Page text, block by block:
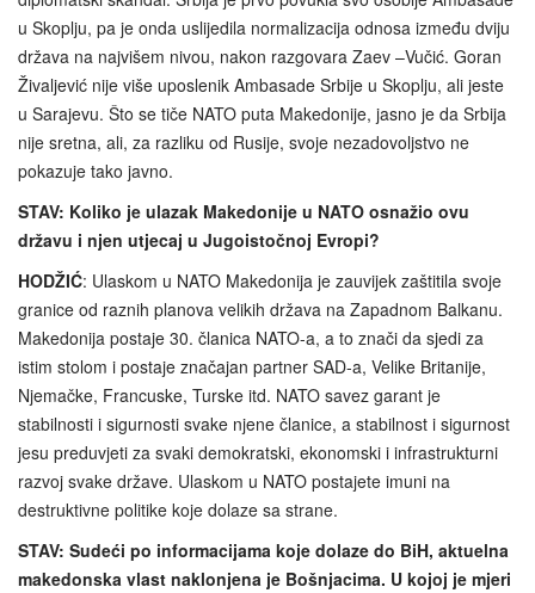
u Skoplju, pa je onda uslijedila normalizacija odnosa između dviju
država na najvišem nivou, nakon razgovara Zaev –Vučić. Goran
Živaljević nije više uposlenik Ambasade Srbije u Skoplju, ali jeste
u Sarajevu. Što se tiče NATO puta Makedonije, jasno je da Srbija
nije sretna, ali, za razliku od Rusije, svoje nezadovoljstvo ne
pokazuje tako javno.
STAV: Koliko je ulazak Makedonije u NATO osnažio ovu
državu i njen utjecaj u Jugoistočnoj Evropi?
HODŽIĆ: Ulaskom u NATO Makedonija je zauvijek zaštitila svoje
granice od raznih planova velikih država na Zapadnom Balkanu.
Makedonija postaje 30. članica NATO-a, a to znači da sjedi za
istim stolom i postaje značajan partner SAD-a, Velike Britanije,
Njemačke, Francuske, Turske itd. NATO savez garant je
stabilnosti i sigurnosti svake njene članice, a stabilnost i sigurnost
jesu preduvjeti za svaki demokratski, ekonomski i infrastrukturni
razvoj svake države. Ulaskom u NATO postajete imuni na
destruktivne politike koje dolaze sa strane.
STAV: Sudeći po informacijama koje dolaze do BiH, aktuelna
makedonska vlast naklonjena je Bošnjacima. U kojoj je mjeri